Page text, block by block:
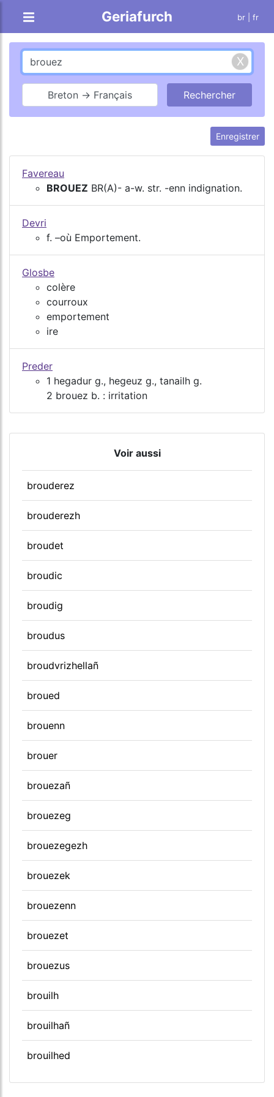
Geriafurch br | fr
Breton → Français
Enregistrer
Favereau
BROUEZ BR(A)- a-w. str. -enn indignation.
Devri
f. –où Emportement.
Glosbe
colère
courroux
emportement
ire
Preder
1 hegadur g., hegeuz g., tanailh g.
2 brouez b. : irritation
Voir aussi
brouderez
brouderezh
broudet
broudic
broudig
broudus
broudvrizhellañ
broued
brouenn
brouer
brouezañ
brouezeg
brouezegezh
brouezek
brouezenn
brouezet
brouezus
brouilh
brouilhañ
brouilhed